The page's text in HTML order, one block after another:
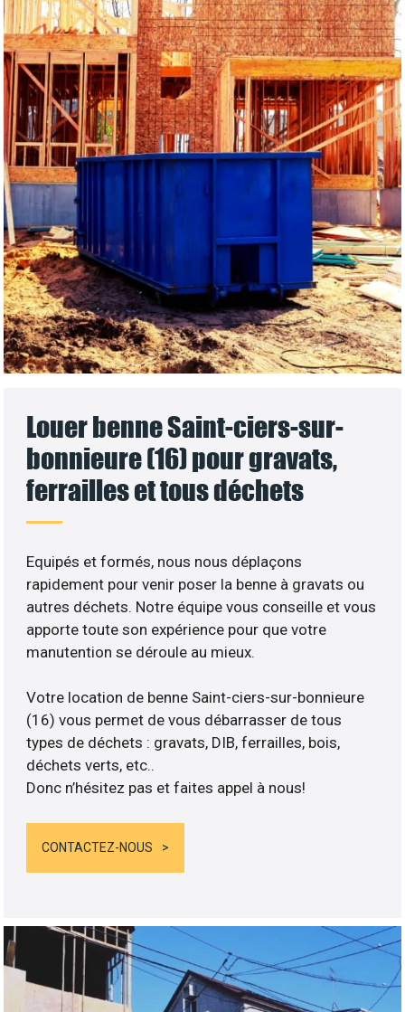
Louer benne Saint-ciers-sur-
bonnieure (16) pour gravats,
ferrailles et tous déchets
Equipés et formés, nous nous déplaçons
rapidement pour venir poser la benne à gravats ou
autres déchets. Notre équipe vous conseille et vous
apporte toute son expérience pour que votre
manutention se déroule au mieux.
Votre location de benne Saint-ciers-sur-bonnieure
(16) vous permet de vous débarrasser de tous
types de déchets : gravats, DIB, ferrailles, bois,
déchets verts, etc..
Donc n’hésitez pas et faites appel à nous!
CONTACTEZ-NOUS